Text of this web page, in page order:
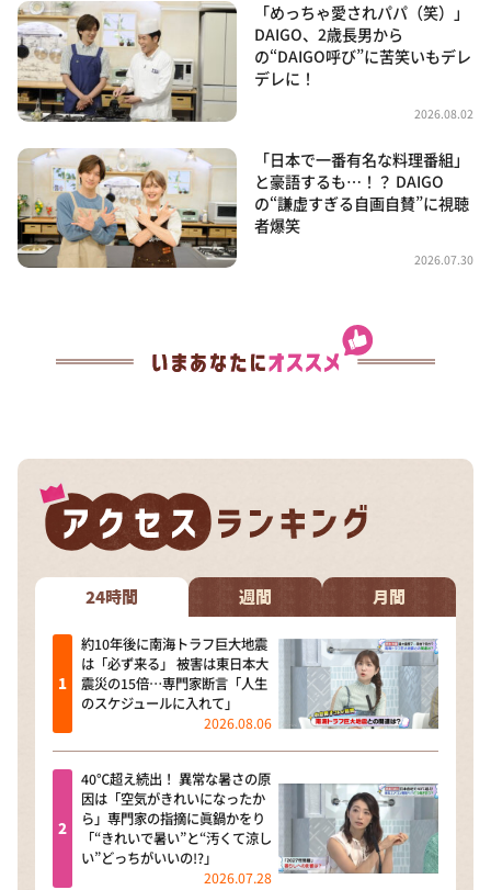
「めっちゃ愛されパパ（笑）」
DAIGO、2歳長男から
の“DAIGO呼び”に苦笑いもデレ
デレに！
2026.08.02
「日本で一番有名な料理番組」
と豪語するも…！？ DAIGO
の“謙虚すぎる自画自賛”に視聴
者爆笑
2026.07.30
24時間 週間 月間
約10年後に南海トラフ巨大地震
は「必ず来る」 被害は東日本大
震災の15倍…専門家断言「人生
のスケジュールに入れて」
2026.08.06
40℃超え続出！ 異常な暑さの原
因は「空気がきれいになったか
ら」専門家の指摘に眞鍋かをり
「“きれいで暑い”と“汚くて涼し
い”どっちがいいの!?」
2026.07.28